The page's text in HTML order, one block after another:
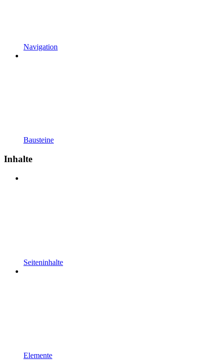
Navigation
Bausteine
Inhalte
Seiteninhalte
Elemente